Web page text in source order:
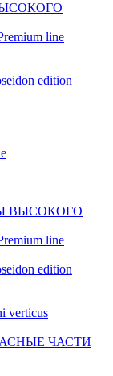
line
edition
ВЫСОКОГО
line
edition
verticus
ЧАСТИ